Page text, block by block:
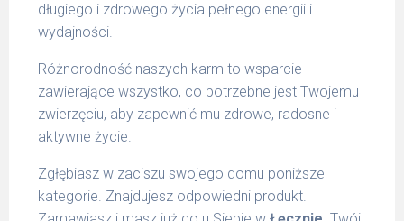
długiego i zdrowego życia pełnego energii i
wydajności.
Różnorodność naszych karm to wsparcie
zawierające wszystko, co potrzebne jest Twojemu
zwierzęciu, aby zapewnić mu zdrowe, radosne i
aktywne życie.
Zgłębiasz w zaciszu swojego domu poniższe
kategorie. Znajdujesz odpowiedni produkt.